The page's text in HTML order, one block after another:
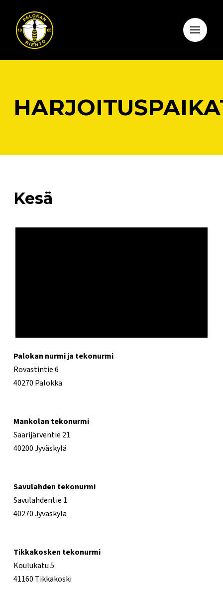
Kesä
Palokan nurmi ja tekonurmi
Rovastintie 6
40270 Palokka
Mankolan tekonurmi
Saarijärventie 21
40200 Jyväskylä
Savulahden tekonurmi
Savulahdentie 1
40270 Jyväskylä
Tikkakosken tekonurmi
Koulukatu 5
41160 Tikkakoski